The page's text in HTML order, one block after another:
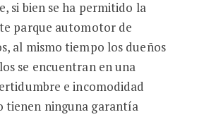
si bien se ha permitido la
parque automotor de
al mismo tiempo los dueños
se encuentran en una
e incomodidad
tienen ninguna garantía